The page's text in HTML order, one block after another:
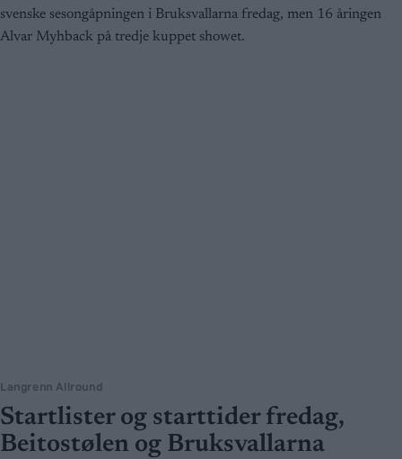
svenske sesongåpningen i Bruksvallarna fredag, men 16 åringen
Alvar Myhback på tredje kuppet showet.
Langrenn Allround
Startlister og starttider fredag,
Beitostølen og Bruksvallarna